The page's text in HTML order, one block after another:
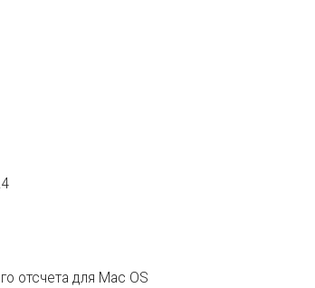
отсчета для Mac OS